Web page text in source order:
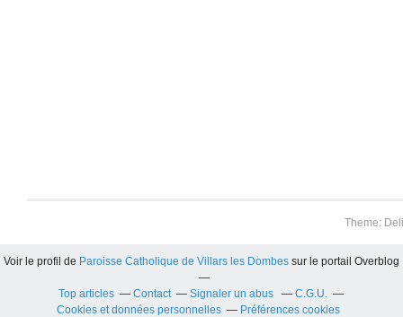
Theme:
Voir le profil de Paroisse Catholique de Villars les Dombes sur le portail Overblog
Top articles Contact Signaler un abus
C.G.U.
Cookies et données personnelles
Préférences cookies